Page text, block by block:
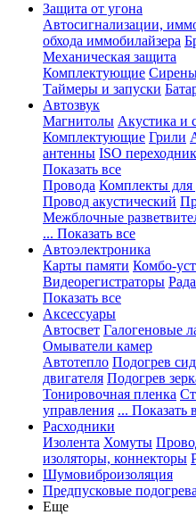
Защита от угона
Автосигнализации,
обхода иммобилайзера
Механическая защита
Комплектующие
Таймеры и запуски
Автозвук
Магнитолы Акустика и
Комплектующие Грили
антенны ISO
Показать все
Провода Комплекты для
Провод акустический
Межблочные
... Показать все
Автоэлектроника
Карты памяти Комбо-
Видеорегистраторы
Показать все
Аксессуары
Автосвет Галогеновые
Омыватели камер
Автотепло Подогрев
двигателя Подогрев
Тонировочная пленка
управления ... Показать
Расходники
Изолента Хомуты
изоляторы, коннекторы
Шумовиброизоляция
Предпусковые
Еще